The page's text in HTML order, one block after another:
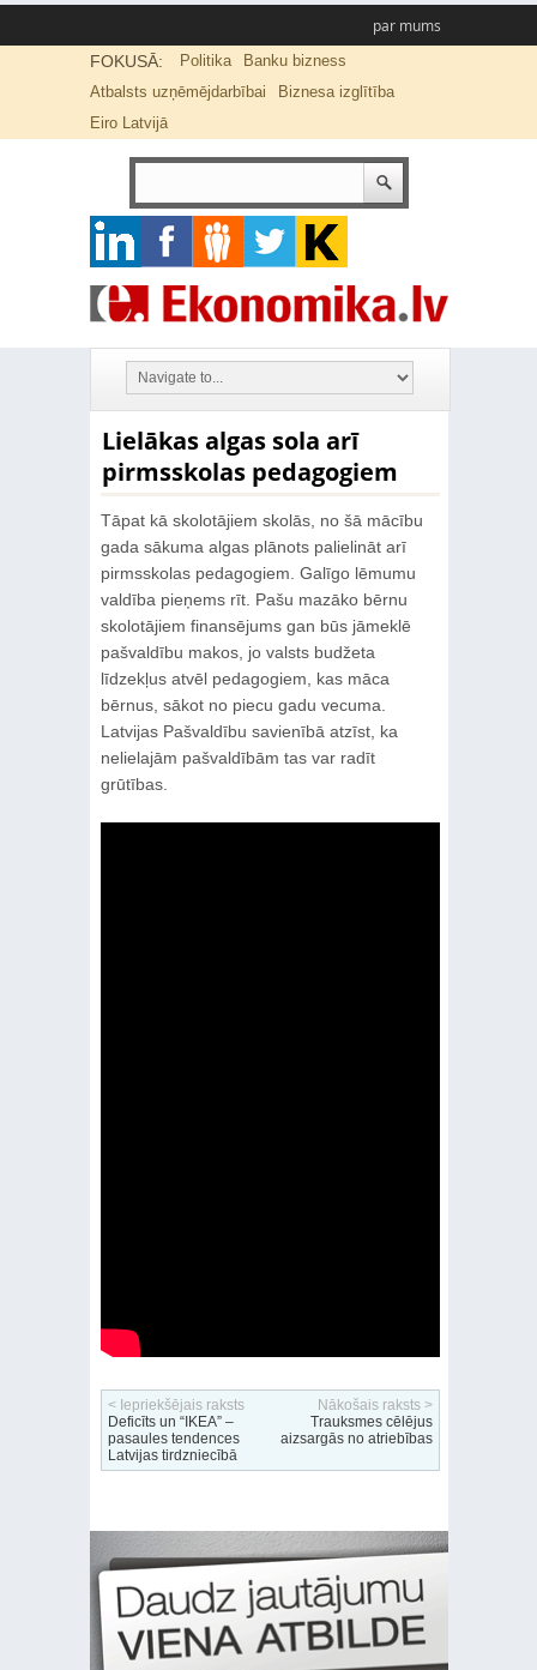
par mums
FOKUSĀ: Politika
Banku bizness
Atbalsts uzņēmējdarbībai
Biznesa izglītība
Eiro Latvijā
Lielākas algas sola arī
pirmsskolas pedagogiem
Tāpat kā skolotājiem skolās, no šā mācību
gada sākuma algas plānots palielināt arī
pirmsskolas pedagogiem. Galīgo lēmumu
valdība pieņems rīt. Pašu mazāko bērnu
skolotājiem finansējums gan būs jāmeklē
pašvaldību makos, jo valsts budžeta
līdzekļus atvēl pedagogiem, kas māca
bērnus, sākot no piecu gadu vecuma.
Latvijas Pašvaldību savienībā atzīst, ka
nelielajām pašvaldībām tas var radīt
grūtības.
< Iepriekšējais raksts
Deficīts un “IKEA” –
pasaules tendences
Latvijas tirdzniecībā
Nākošais raksts >
Trauksmes cēlējus
aizsargās no atriebības